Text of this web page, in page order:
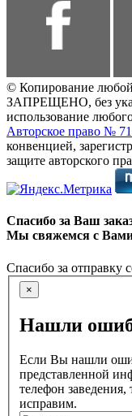
© Копирование
ЗАПРЕЩЕНО, без
использование
Авторское право №
конвенцией,
защите авторского
Спасибо за Ваш
Мы свяжемся с
Спасибо за отправку
×
Нашли
Если Вы нашли
представленной
телефон
исправим.